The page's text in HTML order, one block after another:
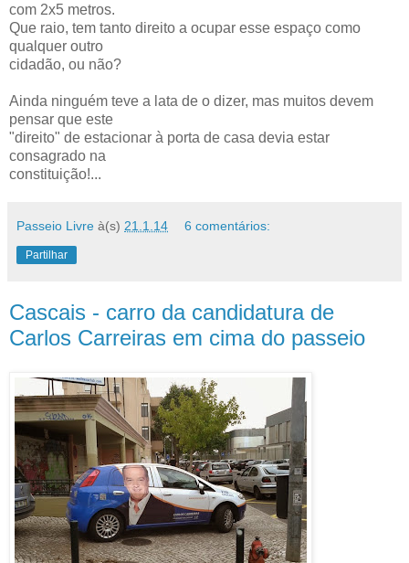
com 2x5 metros.
Que raio, tem tanto direito a ocupar esse espaço como
qualquer outro
cidadão, ou não?
Ainda ninguém teve a lata de o dizer, mas muitos devem
pensar que este
"direito" de estacionar à porta de casa devia estar
consagrado na
constituição!...
Passeio Livre à(s) 21.1.14 6 comentários:
Partilhar
Cascais - carro da candidatura de
Carlos Carreiras em cima do passeio